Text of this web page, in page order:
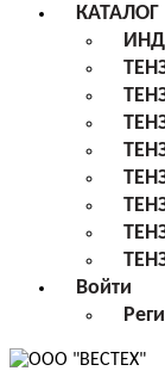
КАТАЛОГ
Войти